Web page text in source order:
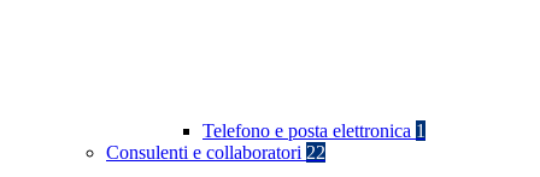
Telefono e posta elettronica 1
Consulenti e collaboratori 22